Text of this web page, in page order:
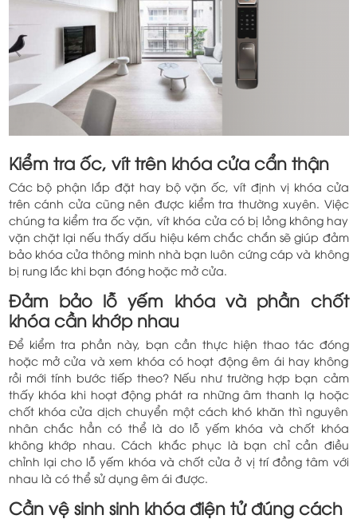
Kiểm tra ốc, vít trên khóa cửa cẩn thận
Các bộ phận lắp đặt hay bộ vặn ốc, vít định vị khóa cửa
trên cánh cửa cũng nên được kiểm tra thường xuyên. Việc
chúng ta kiểm tra ốc vặn, vít khóa cửa có bị lỏng không hay
vặn chặt lại nếu thấy dấu hiệu kém chắc chắn sẽ giúp đảm
bảo khóa cửa thông minh nhà bạn luôn cứng cáp và không
bị rung lắc khi bạn đóng hoặc mở cửa.
Đảm bảo lỗ yếm khóa và phần chốt
khóa cần khớp nhau
Để kiểm tra phần này, bạn cần thực hiện thao tác đóng
hoặc mở cửa và xem khóa có hoạt động êm ái hay không
rồi mới tính bước tiếp theo? Nếu như trường hợp bạn cảm
thấy khóa khi hoạt động phát ra những âm thanh lạ hoặc
chốt khóa cửa dịch chuyển một cách khó khăn thì nguyên
nhân chắc hẳn có thể là do lỗ yếm khóa và chốt khóa
không khớp nhau. Cách khắc phục là bạn chỉ cần điều
chỉnh lại cho lỗ yếm khóa và chốt cửa ở vị trí đồng tâm với
nhau là có thể sử dụng êm ái được.
Cần vệ sinh sinh khóa điện tử đúng cách